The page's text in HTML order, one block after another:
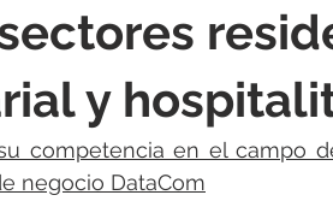
P096000 elektrotools-P041000
P046000 elektrotools-
y
competencia en el campo
negocio DataCom